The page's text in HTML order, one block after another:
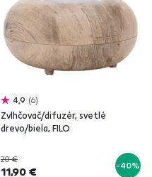
4,9 6
Zvlhčovač/difuzér, svetlé
drevo/biela, FILO
20 €
11,90 € -40%